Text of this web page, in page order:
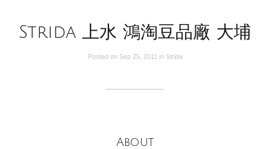
Strida 上水 鴻淘豆品廠 大埔
Posted on Sep 25, 2011 in Strida
About